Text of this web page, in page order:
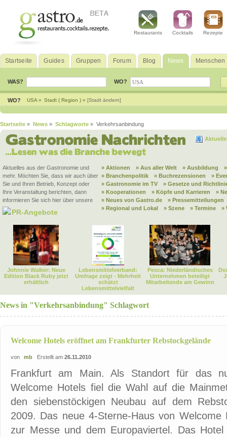
Restaurants Cocktails Rezepte
Startseite Guides Gruppen Forum Blog News Menschen
WAS? WO?
WO? USA » Stadt ( Region ) » [Stadt ändern]
Startseite » News » Schlagworte » Verkehrsanbindung
Aktuelles aus der Gastronomie und
mehr. Möchten Sie, dass wir auch über
Sie und Ihren Betrieb, Konzept oder
Ihre Veranstaltung berichten, dann
informieren Sie sich hier über unsere
PR-Angebote
» Aktionen » Aus aller Welt » Ausbildung
» Branchenpolitik
» Buchrezensionen
»
» Gastronomie im TV
» Gesetze und
» Kooperationen
» Köpfe und Karrieren
»
» Neues von Gastro.de
» Pressemitteilungen
» Regional und Lokal
» Szene » Termine »
Johnnie Walker: Neue
Edition Black Ruby jetzt
erhältlich
Lebensmittelverband:
Umfrage zeigt - Mehrheit
schätzt
Lebensmittelvielfalt
Pesca: Niederländisches
Unternehmen beteiligt
Mitarbeitende am Gewinn
News in "Verkehrsanbindung" Schlagwort
Welcome Hotels eröffnet am Frankfurter Rebstockgelände
von mb Erstellt am 26.11.2010
Frankfurt am Main. Als Standort für das
Welcome Hotels fiel die Wahl auf die
den siebenstöckigen Neubau auf dem
2009. Das neue 4-Sterne-Haus von
zur Messe und dem Europaviertel. Das